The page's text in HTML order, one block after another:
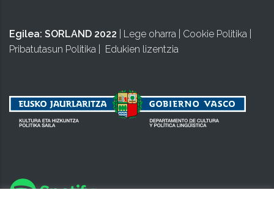
Egilea: SORLAND 2022 Lege oharra Cookie Politika
Pribatutasun Politika
Edukien lizentzia